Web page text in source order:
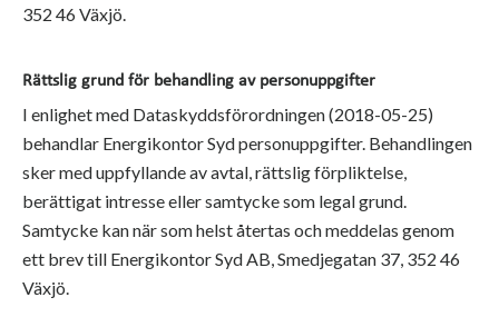
352 46 Växjö.
Rättslig grund för behandling av personuppgifter
I enlighet med Dataskyddsförordningen (2018-05-25)
behandlar Energikontor Syd personuppgifter. Behandlingen
sker med uppfyllande av avtal, rättslig förpliktelse,
berättigat intresse eller samtycke som legal grund.
Samtycke kan när som helst återtas och meddelas genom
ett brev till Energikontor Syd AB, Smedjegatan 37, 352 46
Växjö.